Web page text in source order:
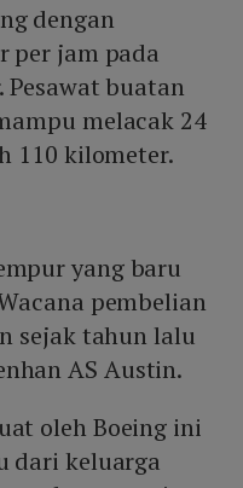
dengan
per jam pada
buatan
melacak 24
110 kilometer.
yang baru
pembelian
sejak tahun lalu
AS Austin.
oleh Boeing ini
dari keluarga